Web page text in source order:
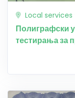
Local
Полиграфски
тестирања за